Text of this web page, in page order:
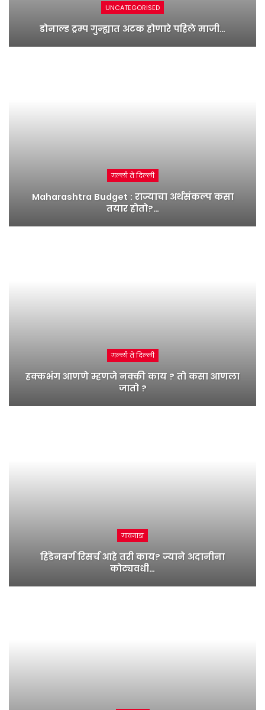
UNCATEGORISED
डोनाल्ड ट्रम्प गुन्ह्यात अटक होणारे पहिले माजी…
गल्ली ते दिल्ली
Maharashtra Budget : राज्याचा अर्थसंकल्प कसा
तयार होतो?…
गल्ली ते दिल्ली
हक्कभंग आणणे म्हणजे नक्की काय ? तो कसा आणला
जातो ?
गावगाडा
हिंडेनबर्ग रिसर्च आहे तरी काय? ज्याने अदानीना
कोट्यवधी…